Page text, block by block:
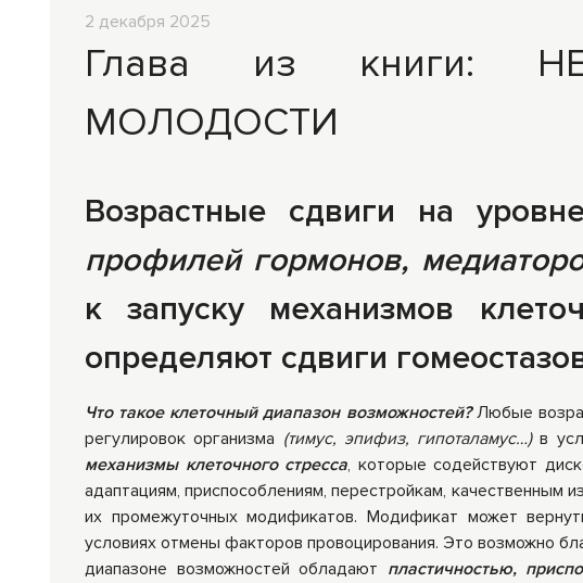
Средства личной
гигиены
лечебные
2 декабря 2025
Глава из книги:
МОЛОДОСТИ
Возрастные сдвиги на
профилей гормонов,
к запуску механизмов
определяют сдвиги
Что такое клеточный диапазон возможностей?Любые
регулировок организма (тимус, эпифиз, гипоталамус…)в
механизмы клеточного стресса, которые содействуют
адаптациям, приспособлениям, перестройкам, качественным
их промежуточных модификатов. Модификат может
условиях отмены факторов провоцирования. Это возможно
диапазоне возможностей обладают пластичностью,